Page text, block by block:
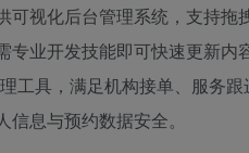
视化后台管理系统，支持拖
业开发技能即可快速更新内
工具，满足机构接单、服务
息与预约数据安全。